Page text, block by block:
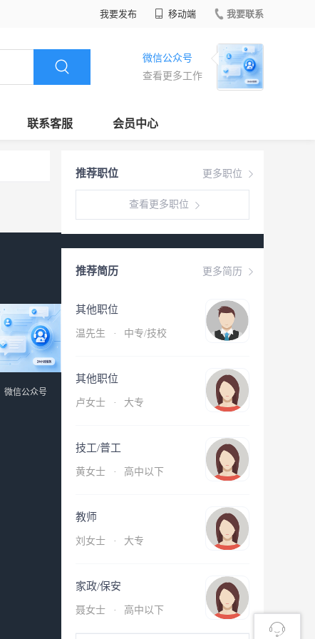
我要发布 移动端 我要联系
微信公众号
查看更多工作
联系客服 会员中心
更多职位
推荐职位
查看更多职位
更多简历
推荐简历
其他职位
温先生 · 中专/技校
其他职位
卢女士 · 大专
技工/普工
黄女士 · 高中以下
教师
刘女士 · 大专
家政/保安
聂女士 · 高中以下
微信公众号